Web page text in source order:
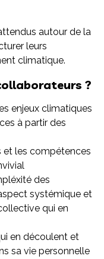
autour de la
leurs
climatique.
?
enjeux climatiques
à partir des
et les compétences
des
systémique et
qui en
en découlent et
sa vie personnelle